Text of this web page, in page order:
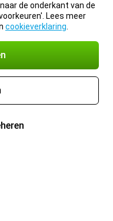
de onderkant van de
Lees meer
cookieverklaring